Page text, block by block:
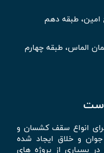
امین، طبقه دهم
انواع سقف کشسان و
و خلاق ایجاد شده
بسیاری از پروژه های